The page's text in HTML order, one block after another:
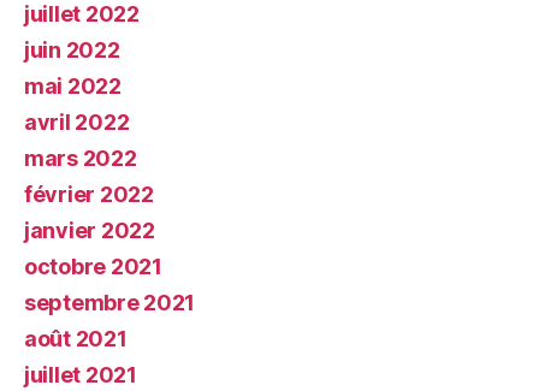
juillet 2022
juin 2022
mai 2022
avril 2022
mars 2022
février 2022
janvier 2022
octobre 2021
septembre 2021
août 2021
juillet 2021